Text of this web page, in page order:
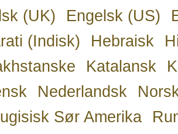
(UK)
Engelsk (US)
(Indisk)
Hebraisk
Katalansk
Nederlandsk
Sør Amerika